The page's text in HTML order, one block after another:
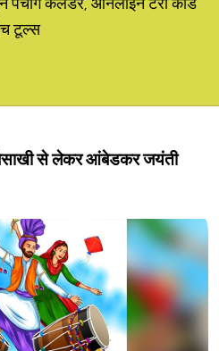
टूल्स
से लेकर आंबेडकर जयंती